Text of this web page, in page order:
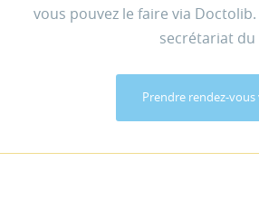
vous pouvez le faire via
secrétariat du
Prendre rendez-vous